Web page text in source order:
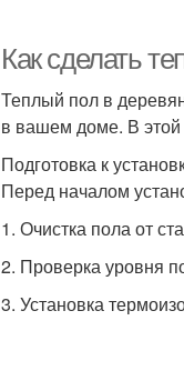
Как сделать
Теплый пол в
в вашем доме. В этой
Подготовка к
Перед началом
1. Очистка пола от
2. Проверка уровня
3. Установка